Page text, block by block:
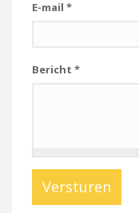
E-mail *
Bericht *
Versturen